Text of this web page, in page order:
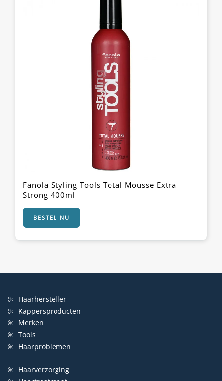
Fanola Styling Tools Total Mousse Extra
Strong 400ml
BESTEL NU
Haarhersteller
Kappersproducten
Merken
Tools
Haarproblemen
Haarverzorging